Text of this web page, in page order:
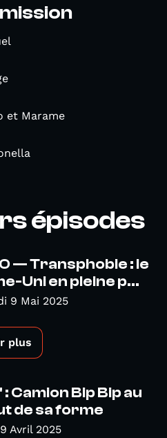
et Marame
épisodes
— Transphobie : le
Uni en pleine p...
9 Mai 2025
plus
Camion Bip Bip au
de sa forme
Avril 2025